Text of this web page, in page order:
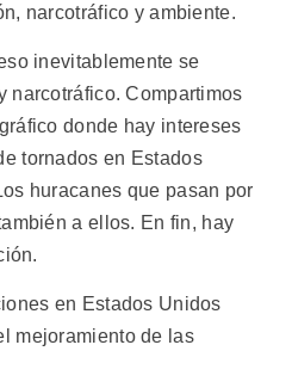
narcotráfico y ambiente.
inevitablemente se
narcotráfico. Compartimos
donde hay intereses
tornados en Estados
huracanes que pasan por
a ellos. En fin, hay
en Estados Unidos
mejoramiento de las